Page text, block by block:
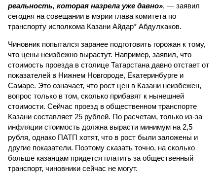
реальность, которая назрела уже давно», — заявил
сегодня на совещании в мэрии глава комитета по
транспорту исполкома Казани Айдар* Абдулхаков.
Чиновник попытался заранее подготовить горожан к тому,
что цены неизбежно вырастут. Например, заявил, что
стоимость проезда в столице Татарстана давно отстает от
показателей в Нижнем Новгороде, Екатеринбурге и
Самаре. Это означает, что рост цен в Казани неизбежен,
вопрос только в том, сколько прибавят к нынешней
стоимости. Сейчас проезд в общественном транспорте
Казани составляет 25 рублей. По расчетам, только из-за
инфляции стоимость должна вырасти минимум на 2,5
рубля, однако ПАТП хотят, что в рост были заложены и
другие показатели. Поэтому сказать точно, на сколько
больше казанцам придется платить за общественный
транспорт, чиновники сейчас не могут.